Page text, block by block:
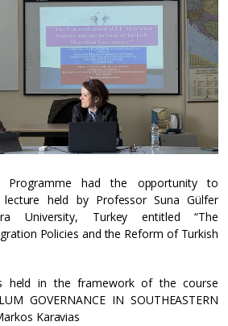
had the opportunity to
held by Professor Suna Gülfer
University, Turkey entitled “The
Policies and the Reform of Turkish
held in the framework of the course
GOVERNANCE IN SOUTHEASTERN
Karavias